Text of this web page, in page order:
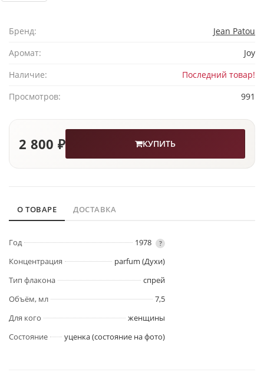
Бренд:
Jean Patou
Аромат:
Joy
Наличие:
Последний товар!
Просмотров:
991
2 800 ₽ КУПИТЬ
О ТОВАРЕ ДОСТАВКА
Год 1978 ?
Концентрация
parfum (Духи)
Тип флакона
спрей
Объём, мл
7,5
Для кого
женщины
Состояние
уценка (состояние на фото)